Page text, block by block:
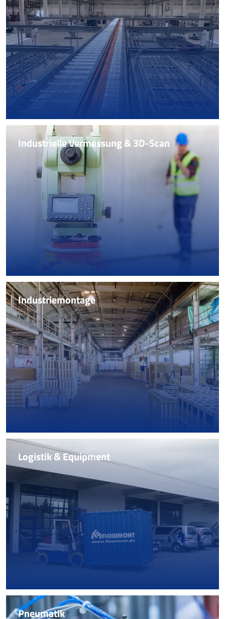
Zertifizierte Elektroinstallation für Maschinen- und
Anlagenbau. Von der Feldverkabelung über Bus-
Messungen bis zur Inbetriebnahme-Begleitung –
weltweit und termintreu.
Mehr erfahren
Industrielle Vermessung & 3D-Scan
Industrielle Vermessung & 3D-Scan
Hochpräzise 3D-Vermessung im 0,1-mm-Bereich.
Lasertracking, Rotalign & 3D-Scan für Maschinenbau,
Hallenaufmaß und Wellenausrichtung weltweit.
Mehr erfahren
Industriemontage Industriemontage
Von der Einzelmontage bis zur globalen Verlagerung
kompletter Fertigungslinien. FLOWMONT garantiert
schlüsselfertige Realisierung und maximale
Termintreue.
Mehr erfahren
Logistik & Equipment
Sicheres Handling. Wir organisieren und realisieren
den Transport sowie die Einbringung schwerster
Komponenten mit eigenem Spezial-Equipment –
national und international.
Mehr erfahren
Pneumatik Pneumatik